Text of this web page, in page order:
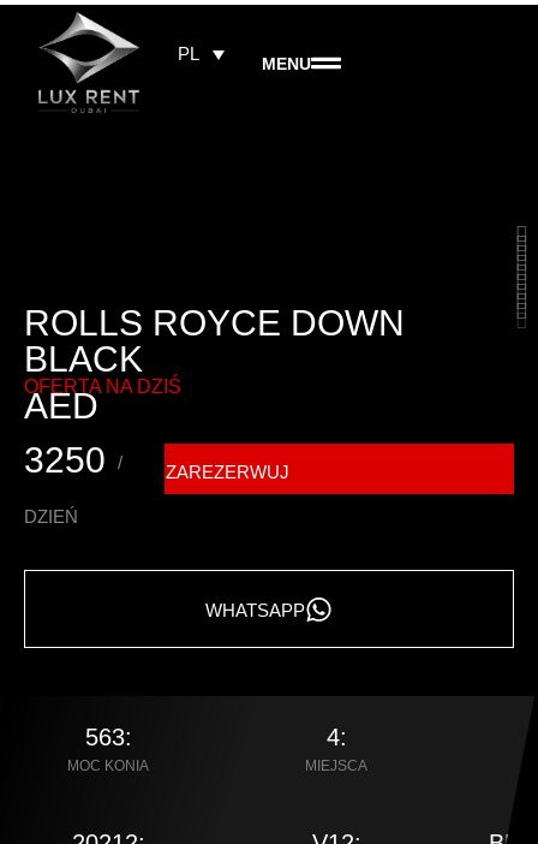
MENU
PL
ROLLS ROYCE DOWN
BLACK
OFERTA NA DZIŚ
AED
3250
/
DZIEŃ
ZAREZERWUJ
WHATSAPP
563:
MOC KONIA
4:
MIEJSCA